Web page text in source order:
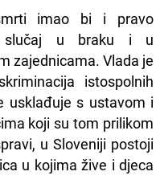
imao bi i pravo
slučaj u braku i u
zajednicama. Vlada je
istospolnih
usklađuje s ustavom i
koji su tom prilikom
u Sloveniji postoji
u kojima žive i djeca